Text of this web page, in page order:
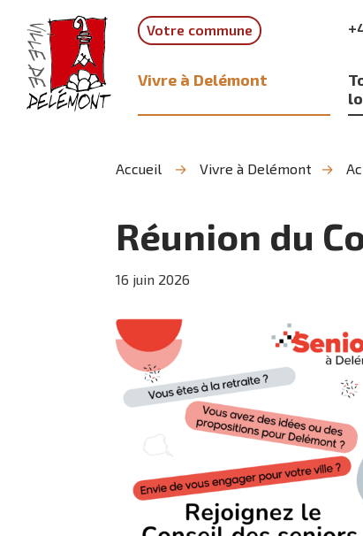
recherche
contenu
navigation
Votre commune
Vivre à Delémont
Accueil Vivre à Delémont
Réunion du
16 juin 2026